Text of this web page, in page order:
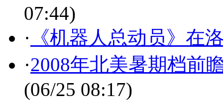
07:44)
· 《机器人总动员》在
·2008年北美暑期档前
(06/25 08:17)